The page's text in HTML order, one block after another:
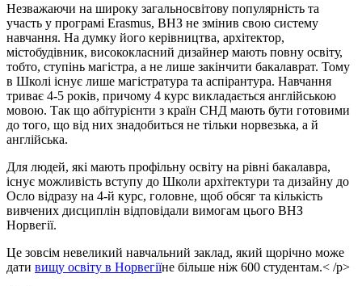
Незважаючи на широку загальносвітову популярність та
участь у програмі Erasmus, ВНЗ не змінив свою систему
навчання. На думку його керівництва, архітектор,
містобудівник, висококласний дизайнер мають повну освіту,
тобто, ступінь магістра, а не лише закінчити бакалаврат. Тому
в Школі існує лише магістратура та аспірантура. Навчання
триває 4-5 років, причому 4 курс викладається англійською
мовою. Так що абітурієнти з країн СНД мають бути готовими
до того, що від них знадобиться не тільки норвезька, а й
англійська.
Для людей, які мають профільну освіту на рівні бакалавра,
існує можливість вступу до Школи архітектури та дизайну до
Осло відразу на 4-й курс, головне, щоб обсяг та кількість
вивчених дисциплін відповідали вимогам цього ВНЗ
Норвегії.
Це зовсім невеликий навчальний заклад, який щорічно може
дати вищу освіту в Норвегіїне більше ніж 600 студентам.< /p>